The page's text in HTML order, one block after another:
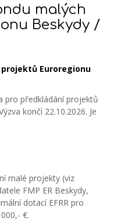
malých
Beskydy /
Euroregionu
pro předkládání projektů
končí 22.10.2026. Je
malé projekty (viz
FMP ER Beskydy,
dotací EFRR pro
€.